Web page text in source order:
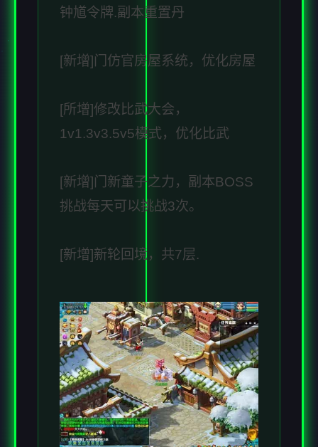
钟馗令牌.副本重置丹
[新增]门仿官房屋系统，优化房屋
[所增]修改比武大会，
1v1.3v3.5v5模式，优化比武
[新增]门新童子之力，副本BOSS
挑战每天可以挑战3次。
[新增]新轮回境，共7层.